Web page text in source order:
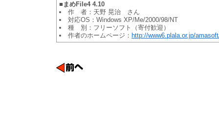
■まめFile4 4.10
作 者：天野 晃治 さん
対応OS：Windows XP/Me/2000/98/NT
種 別：フリーソフト（寄付歓迎）
作者のホームページ： http://www6.plala.or.jp/